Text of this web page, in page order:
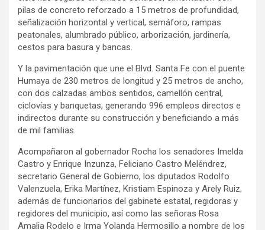
pilas de concreto reforzado a 15 metros de profundidad,
señalización horizontal y vertical, semáforo, rampas
peatonales, alumbrado público, arborización, jardinería,
cestos para basura y bancas.
Y la pavimentación que une el Blvd. Santa Fe con el puente
Humaya de 230 metros de longitud y 25 metros de ancho,
con dos calzadas ambos sentidos, camellón central,
ciclovías y banquetas, generando 996 empleos directos e
indirectos durante su construcción y beneficiando a más
de mil familias.
Acompañaron al gobernador Rocha los senadores Imelda
Castro y Enrique Inzunza, Feliciano Castro Meléndrez,
secretario General de Gobierno, los diputados Rodolfo
Valenzuela, Erika Martínez, Kristiam Espinoza y Arely Ruiz,
además de funcionarios del gabinete estatal, regidoras y
regidores del municipio, así como las señoras Rosa
Amalia Rodelo e Irma Yolanda Hermosillo a nombre de los